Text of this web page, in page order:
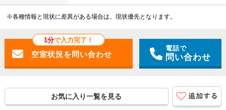
※各種情報と現状に差異がある場合は、現状優先となります。
1分で入力完了！
電話で
問い合わせ
お気に入り一覧を見る